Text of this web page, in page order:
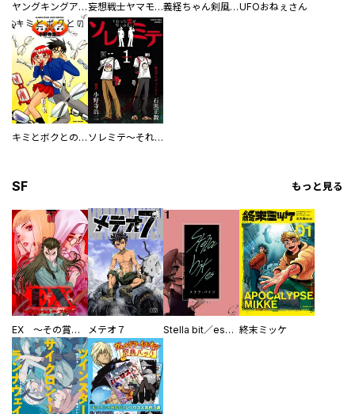
ヤングキングアワーズ 妄想戦士ヤマモト 義経ちゃん剣風帖UFOおねぇさん
キミとボクとのインフィニティ ソレミテ～それでも霊が見てみたい～
SF もっと見る
EX ～その賞金稼ぎは、世界の出口を探す～【単行本版】 メテオ７ Stella bit／es【単話版】 終末ミッケ